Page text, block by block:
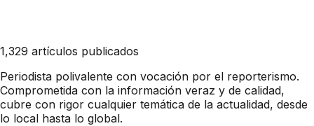
1,329 artículos publicados
Periodista polivalente con vocación por el reporterismo.
Comprometida con la información veraz y de calidad,
cubre con rigor cualquier temática de la actualidad, desde
lo local hasta lo global.